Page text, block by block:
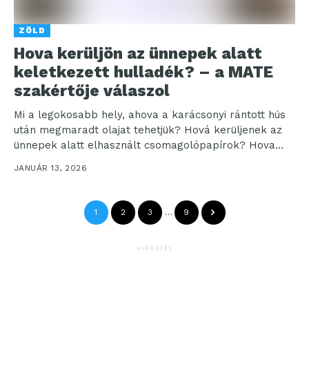
ZÖLD
Hova kerüljön az ünnepek alatt
keletkezett hulladék? – a MATE
szakértője válaszol
Mi a legokosabb hely, ahova a karácsonyi rántott hús
után megmaradt olajat tehetjük? Hová kerüljenek az
ünnepek alatt elhasznált csomagolópapírok? Hova
dobjuk a...
JANUÁR 13, 2026
1 2 3 … 9
HIRDETÉS